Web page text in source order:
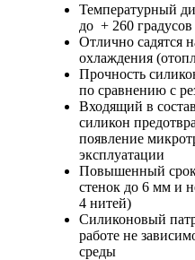
Температурный
до + 260
Отлично садятся
охлаждения
Прочность
по сравнению с
Входящий в
силикон
появление
эксплуатации
Повышенный
стенок до 6 мм и
4 нитей)
Силиконовый
работе не
среды